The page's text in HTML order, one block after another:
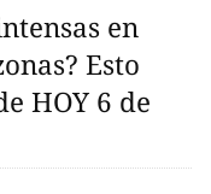
en
Esto
HOY 6 de